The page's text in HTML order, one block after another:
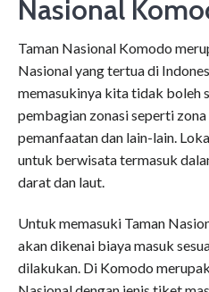
Nasional
Taman Nasional Komodo
Nasional yang tertua di
memasukinya kita tidak boleh
pembagian zonasi seperti
pemanfaatan dan lain-lain.
untuk berwisata termasuk
darat dan laut.
Untuk memasuki Taman
akan dikenai biaya masuk
dilakukan. Di Komodo